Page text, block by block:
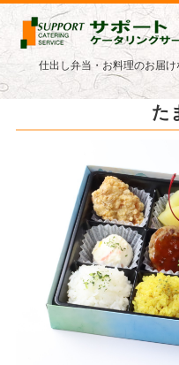
仕出し弁当・お料理のお届
ホーム
お弁当メニュー
ご利用ガイド
お届け地域
会社概要
た